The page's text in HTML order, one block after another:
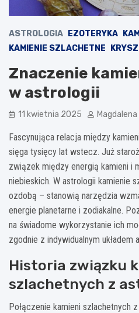
ASTROLOGIA EZOTERYKA
KAMIENIE SZLACHETNE
Znaczenie
w astrologii
11 kwietnia 2025
Fascynująca relacja między
sięga tysięcy lat wstecz. Już
związek między energią kamieni i
niebieskich. W astrologii kamienie
ozdobą – stanowią narzędzia
energie planetarne i zodiakalne.
na świadome wykorzystanie ich
zgodnie z indywidualnym układem
Historia związku
szlachetnych z
Połączenie kamieni szlachetnych